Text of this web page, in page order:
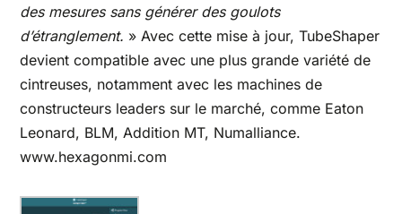
des mesures sans générer des goulots
d’étranglement. » Avec cette mise à jour, TubeShaper
devient compatible avec une plus grande variété de
cintreuses, notamment avec les machines de
constructeurs leaders sur le marché, comme Eaton
Leonard, BLM, Addition MT, Numalliance.
www.hexagonmi.com